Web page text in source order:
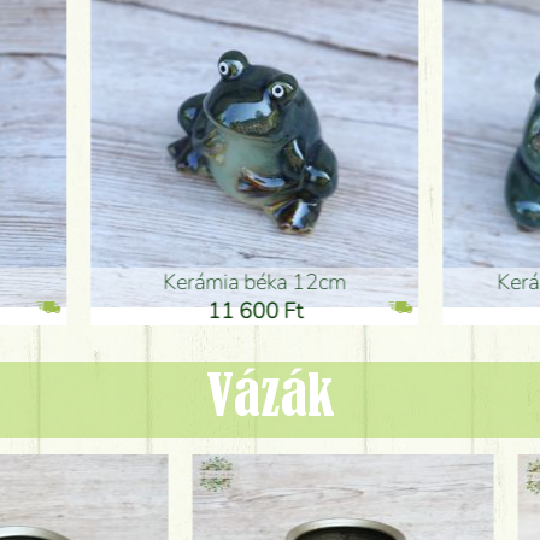
béka 12cm
600 Ft
Kerámia béka 12cm
11 600 Ft
Vázák